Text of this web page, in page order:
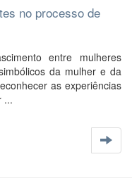
no processo de
entre mulheres
da mulher e da
as experiências
...